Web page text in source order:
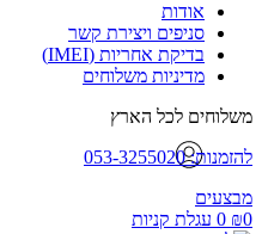
אודות
סניפים ויצירת קשר
בדיקת אחריות (IMEI)
מדיניות משלוחים
לכל הארץ
053-3255020
0 עגלת קניות